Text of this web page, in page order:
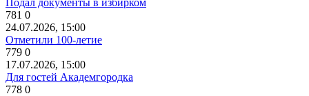
781 0
24.07.2026, 15:00
Отметили 100-летие
779 0
17.07.2026, 15:00
Для гостей Академгородка
778 0